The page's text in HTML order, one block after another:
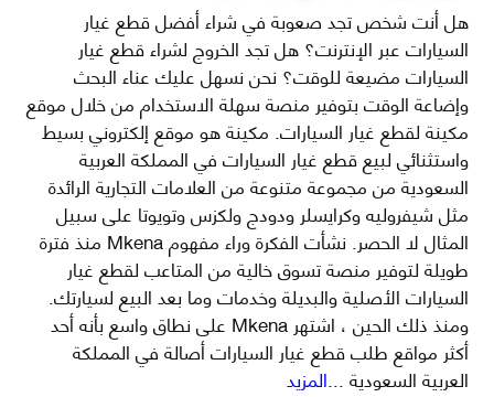
هل أنت شخص تجد صعوبة في شراء أفضل قطع غيار
السيارات عبر الإنترنت؟ هل تجد الخروج لشراء قطع غيار
السيارات مضيعة للوقت؟ نحن نسهل عليك عناء البحث
وإضاعة الوقت بتوفير منصة سهلة الاستخدام من خلال موقع
مكينة لقطع غيار السيارات. مكينة هو موقع إلكتروني بسيط
واستثنائي لبيع قطع غيار السيارات في المملكة العربية
السعودية من مجموعة متنوعة من العلامات التجارية الرائدة
مثل شيفروليه وكرايسلر ودودج ولكزس وتويوتا على سبيل
المثال لا الحصر. نشأت الفكرة وراء مفهوم Mkena منذ فترة
طويلة لتوفير منصة تسوق خالية من المتاعب لقطع غيار
السيارات الأصلية والبديلة وخدمات وما بعد البيع لسيارتك.
ومنذ ذلك الحين ، اشتهر Mkena على نطاق واسع بأنه أحد
أكثر مواقع طلب قطع غيار السيارات أصالة في المملكة
العربية السعودية...المزيد